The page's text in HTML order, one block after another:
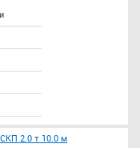
2.0 т 10.0 м